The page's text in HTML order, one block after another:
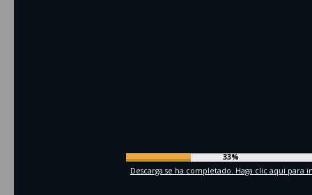
36%
Descarga se ha completado. Haga clic aqui para